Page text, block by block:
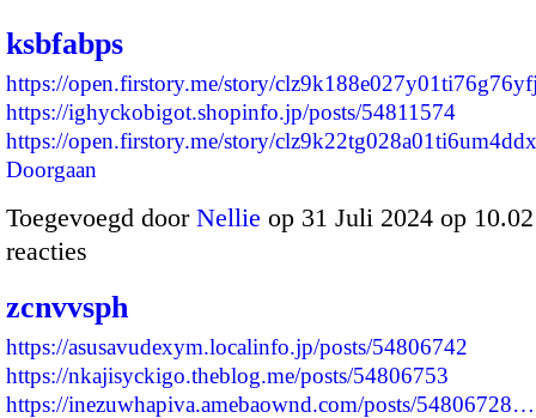
ksbfabps
https://open.firstory.me/story/
https://ighyckobigot.shopinfo.jp/posts/54811574
https://open.firstory.me/story/
Doorgaan
Toegevoegd door Nellie op 31 Juli 2024 op
reacties
zcnvvsph
https://asusavudexym.localinfo.jp/posts/54806742
https://nkajisyckigo.theblog.me/posts/54806753
https://inezuwhapiva.amebaownd.com/posts/54806728…